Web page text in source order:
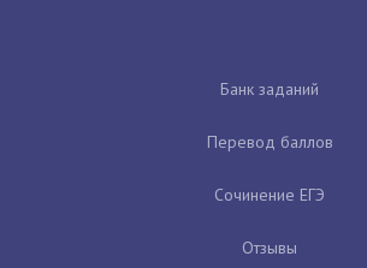
Банк заданий
Перевод баллов
Сочинение ЕГЭ
Отзывы